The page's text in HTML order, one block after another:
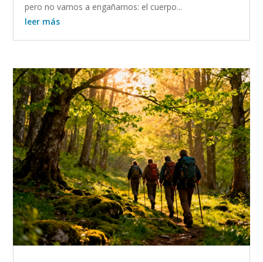
pero no vamos a engañarnos: el cuerpo...
leer más